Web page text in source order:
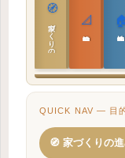
🧭
家づくりの教科書 📐
実施設計の教科書 性能設計の教科書
QUICK NAV — 目
🧭 家づくりの